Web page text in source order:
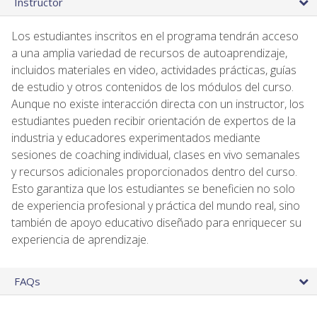
Los estudiantes inscritos en el programa tendrán acceso
a una amplia variedad de recursos de autoaprendizaje,
incluidos materiales en video, actividades prácticas, guías
de estudio y otros contenidos de los módulos del curso.
Aunque no existe interacción directa con un instructor, los
estudiantes pueden recibir orientación de expertos de la
industria y educadores experimentados mediante
sesiones de coaching individual, clases en vivo semanales
y recursos adicionales proporcionados dentro del curso.
Esto garantiza que los estudiantes se beneficien no solo
de experiencia profesional y práctica del mundo real, sino
también de apoyo educativo diseñado para enriquecer su
experiencia de aprendizaje.
FAQs